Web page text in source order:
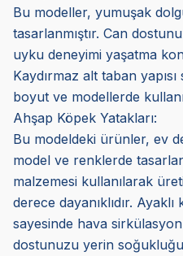
Bu modeller, yumuşak
tasarlanmıştır. Can
uyku deneyimi yaşatma
Kaydırmaz alt taban
boyut ve modellerde
Ahşap Köpek Yatakları:
Bu modeldeki ürünler, ev
model ve renklerde
malzemesi kullanılarak
derece dayanıklıdır.
sayesinde hava
dostunuzu yerin